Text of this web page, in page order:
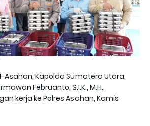
Asahan, Kapolda Sumatera Utara,
Februanto, S.I.K., M.H.,
kerja ke Polres Asahan, Kamis